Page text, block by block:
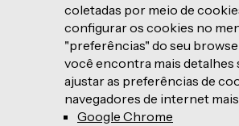
coletadas por meio de
configurar os cookies no
"preferências" do seu
você encontra mais detalhes
ajustar as preferências de
navegadores de internet
Google Chrome